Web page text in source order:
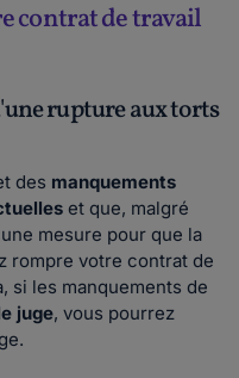
contrat de travail
rupture aux torts
des manquements
et que, malgré
mesure pour que la
rompre votre contrat de
si les manquements de
juge, vous pourrez